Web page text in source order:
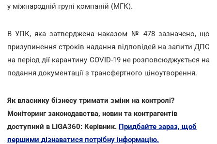
у міжнародній групі компаній (МГК).
В УПК, яка затверджена наказом № 478 зазначено, що
призупинення строків надання відповідей на запити ДПС
на період дії карантину COVID-19 не розповсюджується на
подання документації з трансфертного ціноутворення.
Як власнику бізнесу тримати зміни на контролі?
Моніторинг законодавства, новин та контрагентів
доступний в LIGA360: Керівник. Придбайте зараз, щоб
першими дізнаватися потрібну інформацію.